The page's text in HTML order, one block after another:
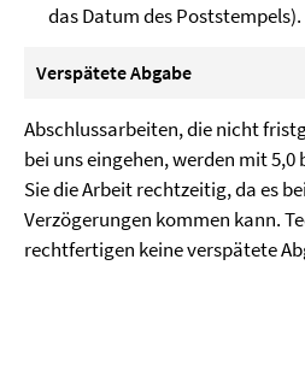
das Datum des Poststempels).
Verspätete Abgabe
Abschlussarbeiten, die nicht
bei uns eingehen, werden mit
Sie die Arbeit rechtzeitig, da es
Verzögerungen kommen kann.
rechtfertigen keine verspätete